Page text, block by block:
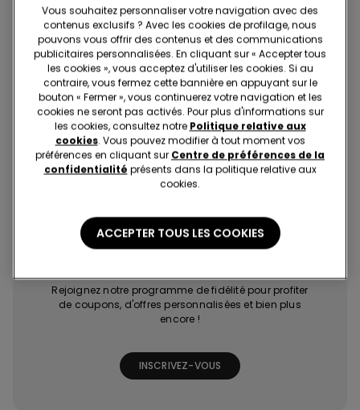
Téléchargez l'App
Achetez rapidement et facilement, où et quand vous voulez !
Achats rapides et
faciles
Les dernières
tendances à
portée de clic
Promotions
exclusives
Points bonus
grâce à des jeux
et missions
Rejoignez notre programme de fidélité pour profiter
de coupons, d'offres personnalisées et bien plus
encore !
INSCRIVEZ-VOUS
Vous souhaitez personnaliser votre navigation avec des
contenus exclusifs ? Avec les cookies de profilage, nous
pouvons vous offrir des contenus et des communications
publicitaires personnalisées. En cliquant sur « Accepter tous
les cookies », vous acceptez d'utiliser les cookies. Si au
contraire, vous fermez cette bannière en appuyant sur le
bouton « Fermer », vous continuerez votre navigation et les
cookies ne seront pas activés. Pour plus d'informations sur
les cookies, consultez notre Politique relative aux
cookies. Vous pouvez modifier à tout moment vos
préférences en cliquant sur Centre de préférences de la
confidentialité présents dans la politique relative aux
cookies.
ACCEPTER TOUS LES COOKIES